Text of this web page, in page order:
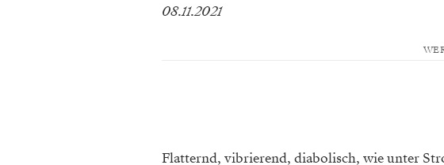
08.11.2021
Flatternd, vibrierend, diabolisch, wie unter